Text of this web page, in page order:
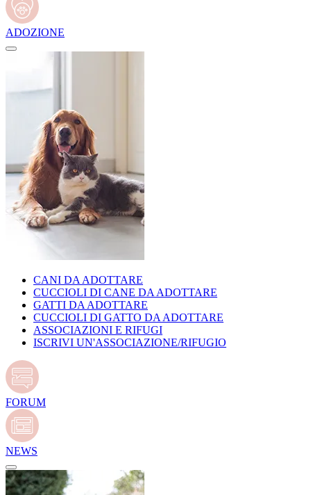
ADOZIONE
CANI DA ADOTTARE
CUCCIOLI DI CANE DA ADOTTARE
GATTI DA ADOTTARE
CUCCIOLI DI GATTO DA ADOTTARE
ASSOCIAZIONI E RIFUGI
ISCRIVI UN'ASSOCIAZIONE/RIFUGIO
FORUM
NEWS